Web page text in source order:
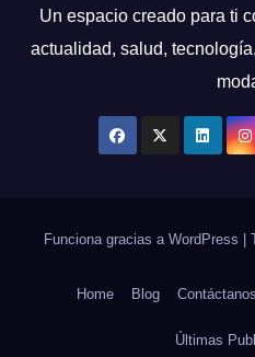
Un espacio creado para ti
actualidad, salud,
Funciona gracias a WordPress
Home Blog Contáctanos
Últimas